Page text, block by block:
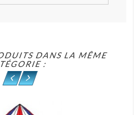
DANS LA MÊME
: